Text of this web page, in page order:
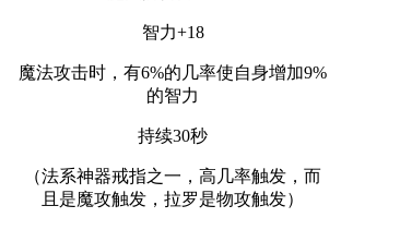
智力+18
魔法攻击时，有6%的几率使自身增加9%
的智力
持续30秒
（法系神器戒指之一，高几率触发，而
且是魔攻触发，拉罗是物攻触发）